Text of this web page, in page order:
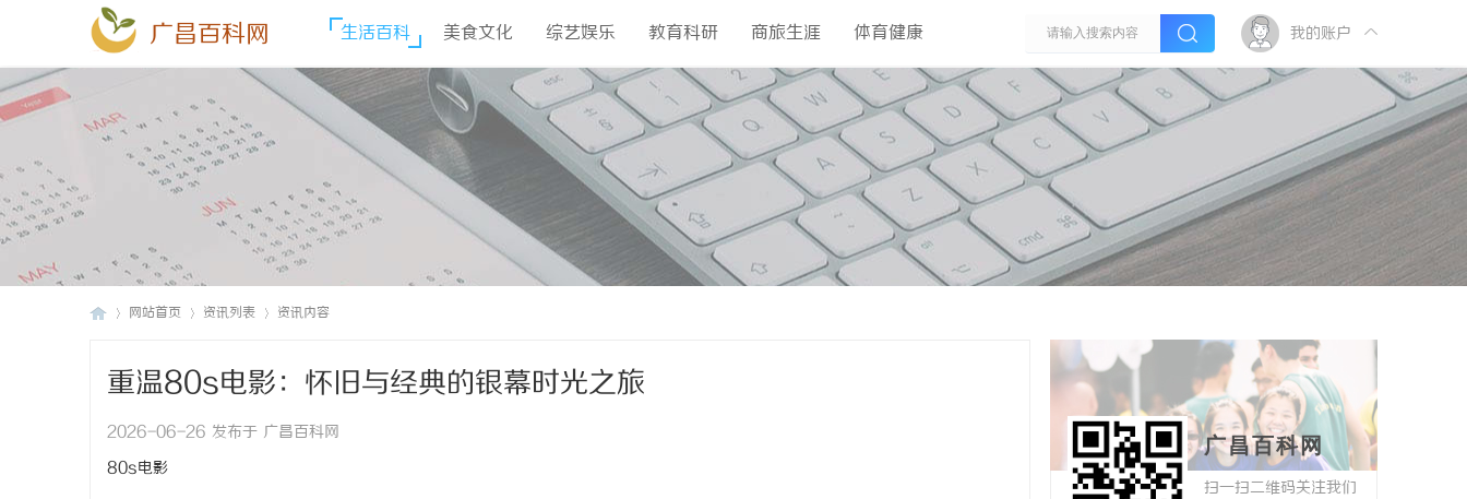
广昌百科网 生活百科 美食文化 综艺娱乐 教育科研 商旅生涯 体育健康 我的账户
网站首页 资讯列表 资讯内容
重温80s电影：怀旧与经典的银幕时光之旅
2026-06-26 发布于 广昌百科网
80s电影
广昌百科网
扫一扫二维码关注我们